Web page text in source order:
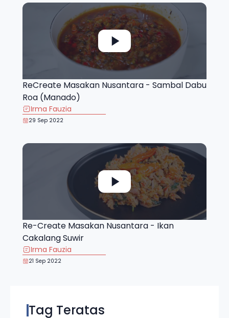
ReCreate Masakan Nusantara - Sambal Dabu
Roa (Manado)
Irma Fauzia
29 Sep 2022
Re-Create Masakan Nusantara - Ikan
Cakalang Suwir
Irma Fauzia
21 Sep 2022
Tag Teratas